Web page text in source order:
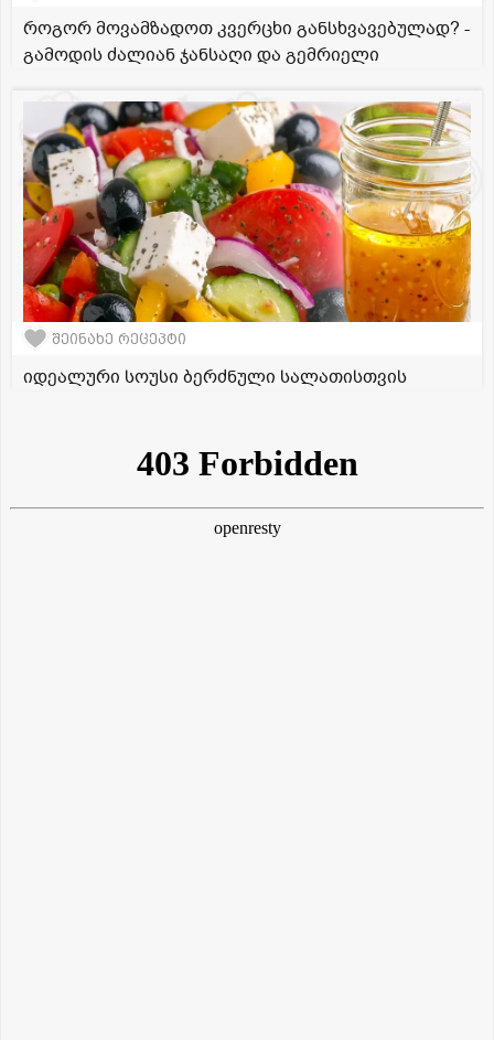
როგორ მოვამზადოთ კვერცხი განსხვავებულად? -
გამოდის ძალიან ჯანსაღი და გემრიელი
შეინახე რეცეპტი
იდეალური სოუსი ბერძნული სალათისთვის